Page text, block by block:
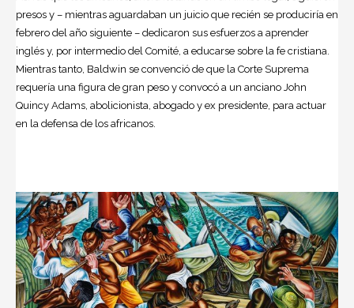
presos y – mientras aguardaban un juicio que recién se produciría en
febrero del año siguiente – dedicaron sus esfuerzos a aprender
inglés y, por intermedio del Comité, a educarse sobre la fe cristiana.
Mientras tanto, Baldwin se convenció de que la Corte Suprema
requería una figura de gran peso y convocó a un anciano John
Quincy Adams, abolicionista, abogado y ex presidente, para actuar
en la defensa de los africanos.